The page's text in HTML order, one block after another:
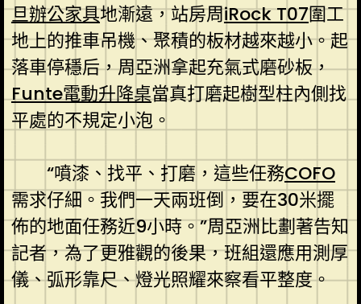
旦辦公家具地漸遠，站房周iRock T07圍工
地上的推車吊機、聚積的板材越來越小。起
落車停穩后，周亞洲拿起充氣式磨砂板，
Funte電動升降桌當真打磨起樹型柱內側找
平處的不規定小泡。
“噴漆、找平、打磨，這些任務COFO
需求仔細。我們一天兩班倒，要在30米擺
佈的地面任務近9小時。”周亞洲比劃著告知
記者，為了更雅觀的後果，班組還應用測厚
儀、弧形靠尺、燈光照耀來察看平整度。